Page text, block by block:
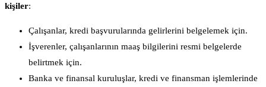
kişiler:
Çalışanlar, kredi başvurularında gelirlerini belgelemek için.
İşverenler, çalışanlarının maaş bilgilerini resmi belgelerde
belirtmek için.
Banka ve finansal kuruluşlar, kredi ve finansman işlemlerinde